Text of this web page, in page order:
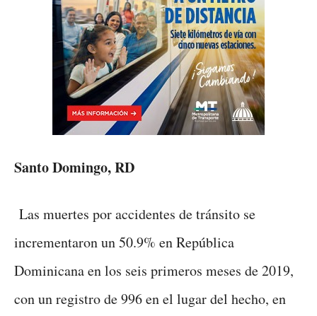
Santo Domingo, RD
Las muertes por accidentes de tránsito se
incrementaron un 50.9% en República
Dominicana en los seis primeros meses de 2019,
con un registro de 996 en el lugar del hecho, en